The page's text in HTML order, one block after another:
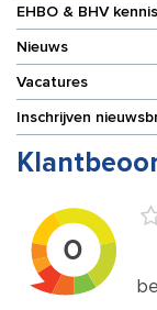
EHBO & BHV
Nieuws
Vacatures
Inschrijven